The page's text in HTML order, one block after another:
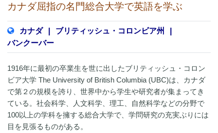
カナダ屈指の名門総合大学で英語を学ぶ
カナダ ブリティッシュ・コロンビア州
バンクーバー
1916年に最初の卒業生を世に出したブリティッシュ・コロン
ビア大学 The University of British Columbia (UBC)は、カナダ
で第２の規模を誇り、世界中から学生や研究者が集まってき
ている。社会科学、人文科学、理工、自然科学などの分野で
100以上の学科を擁する総合大学で、学問研究の充実ぶりには
目を見張るものがある。